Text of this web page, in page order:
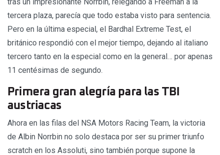
tercera plaza, parecía que todo estaba visto para sentencia.
Pero en la última especial, el Bardhal Extreme Test, el
británico respondió con el mejor tiempo, dejando al italiano
tercero tanto en la especial como en la general… por apenas
11 centésimas de segundo.
Primera gran alegría para las TBI
austriacas
Ahora en las filas del NSA Motors Racing Team, la victoria
de Albin Norrbin no solo destaca por ser su primer triunfo
scratch en los Assoluti, sino también porque supone la